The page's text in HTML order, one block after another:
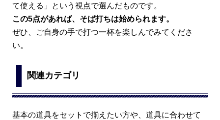
て使える」という視点で選んだものです。
この5点があれば、そば打ちは始められます。
ぜひ、ご自身の手で打つ一杯を楽しんでみてくださ
い。
関連カテゴリ
基本の道具をセットで揃えたい方や、道具に合わせて